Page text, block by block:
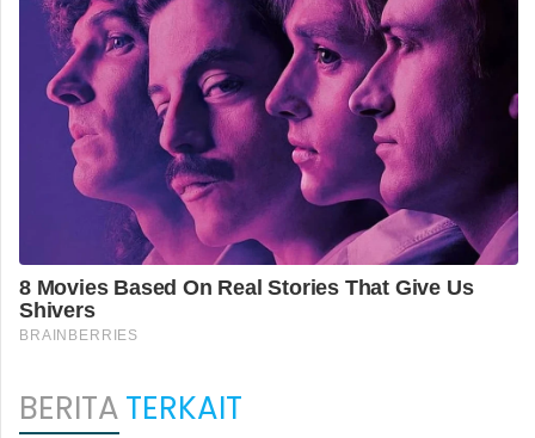
BERITATERKAIT